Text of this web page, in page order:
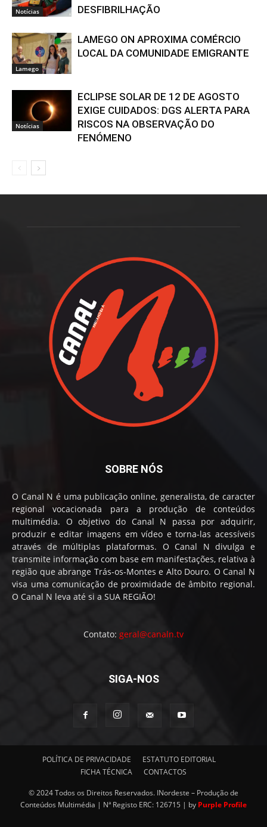
Notícias
DESFIBRILHAÇÃO
Lamego
LAMEGO ON APROXIMA COMÉRCIO
LOCAL DA COMUNIDADE EMIGRANTE
Notícias
ECLIPSE SOLAR DE 12 DE AGOSTO
EXIGE CUIDADOS: DGS ALERTA PARA
RISCOS NA OBSERVAÇÃO DO
FENÓMENO
SOBRE NÓS
O Canal N é uma publicação online, generalista, de caracter
regional vocacionada para a produção de conteúdos
multimédia. O objetivo do Canal N passa por adquirir,
produzir e editar imagens em vídeo e torna-las acessíveis
através de múltiplas plataformas. O Canal N divulga e
transmite informação com base em manifestações, relativa à
região que abrange Trás-os-Montes e Alto Douro. O Canal N
visa uma comunicação de proximidade de âmbito regional.
O Canal N leva até si a SUA REGIÃO!
Contato: geral@canaln.tv
SIGA-NOS
POLÍTICA DE PRIVACIDADE
ESTATUTO EDITORIAL
FICHA TÉCNICA
CONTACTOS
© 2024 Todos os Direitos Reservados. INordeste – Produção de
Conteúdos Multimédia | Nª Registo ERC: 126715 | by Purple Profile